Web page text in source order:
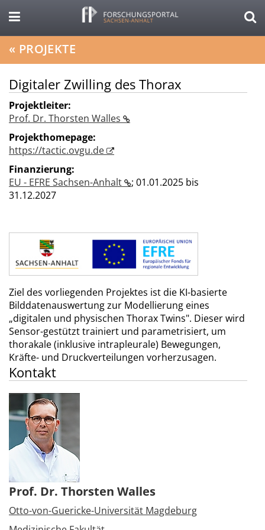
« PROJEKTE
Digitaler Zwilling des Thorax
Projektleiter:
Prof. Dr. Thorsten Walles
Projekthomepage:
https://tactic.ovgu.de
Finanzierung:
EU - EFRE Sachsen-Anhalt
; 01.01.2025 bis
31.12.2027
Ziel des vorliegenden Projektes ist die KI-basierte
Bilddatenauswertung zur Modellierung eines
„digitalen und physischen Thorax Twins". Dieser wird
Sensor-gestützt trainiert und parametrisiert, um
thorakale (inklusive intrapleurale) Bewegungen,
Kräfte- und Druckverteilungen vorherzusagen.
Kontakt
Prof. Dr. Thorsten Walles
Otto-von-Guericke-Universität Magdeburg